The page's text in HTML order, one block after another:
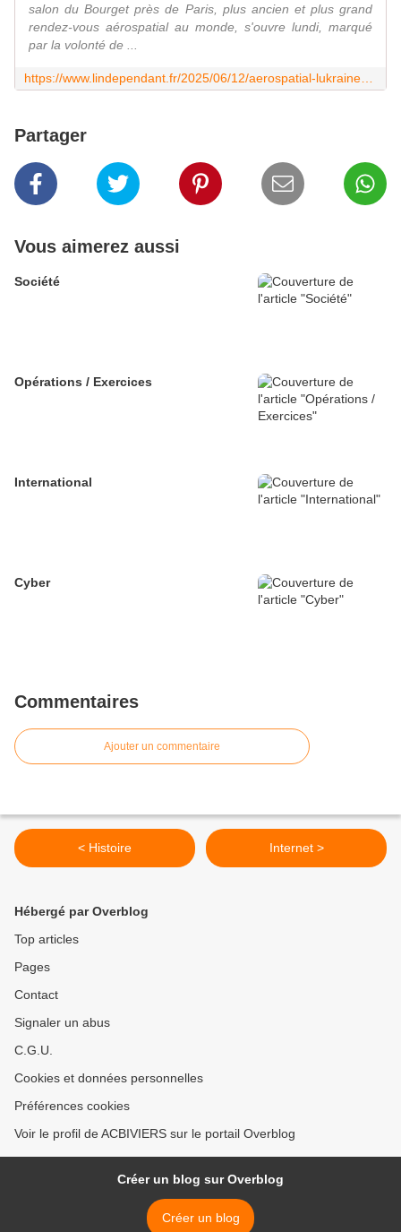
salon du Bourget près de Paris, plus ancien et plus grand
rendez-vous aérospatial au monde, s'ouvre lundi, marqué
par la volonté de ...
Partager
Vous aimerez aussi
Société
Opérations / Exercices
International
Cyber
Commentaires
Ajouter un commentaire
< Histoire Internet >
Hébergé par Overblog
Top articles
Pages
Contact
Signaler un abus
C.G.U.
Cookies et données personnelles
Préférences cookies
Voir le profil de ACBIVIERS sur le portail Overblog
Créer un blog sur Overblog
Créer un blog